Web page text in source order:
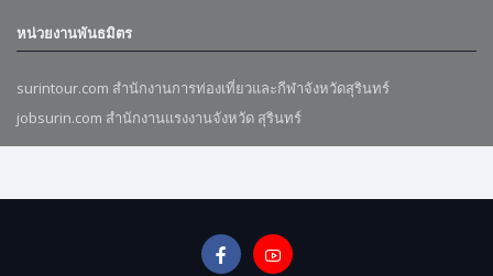
หน่วยงานพันธมิตร
surintour.com สำนักงานการท่องเที่ยวและกีฬาจังหวัดสุรินทร์
jobsurin.com สำนักงานแรงงานจังหวัด สุรินทร์